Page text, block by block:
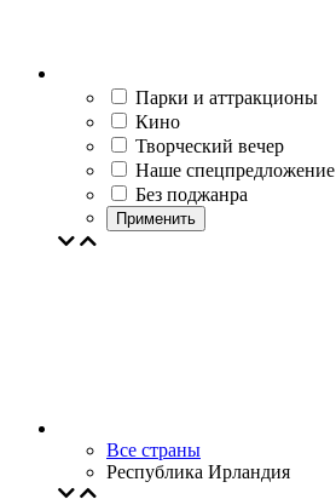
Парки и аттракционы
Кино
Творческий вечер
Наше спецпредложение
Без поджанра
Применить
Все страны
Республика Ирландия